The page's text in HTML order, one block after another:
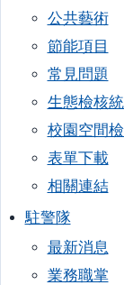
公共藝術
節能項目
常見問題
生態檢核
校園空間
表單下載
相關連結
駐警隊
最新消息
業務職掌